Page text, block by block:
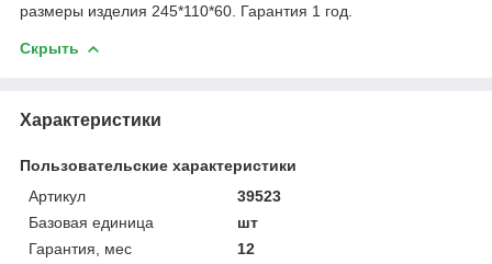
размеры изделия 245*110*60. Гарантия 1 год.
Скрыть
Характеристики
Пользовательские характеристики
Артикул
39523
Базовая единица
шт
Гарантия, мес
12